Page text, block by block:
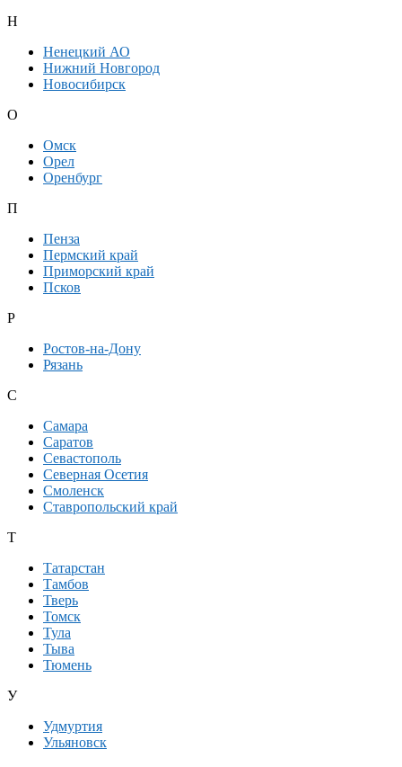
Н
Ненецкий АО
Нижний Новгород
Новосибирск
О
Омск
Орел
Оренбург
П
Пенза
Пермский край
Приморский край
Псков
Р
Ростов-на-Дону
Рязань
С
Самара
Саратов
Севастополь
Северная Осетия
Смоленск
Ставропольский край
Т
Татарстан
Тамбов
Тверь
Томск
Тула
Тыва
Тюмень
У
Удмуртия
Ульяновск